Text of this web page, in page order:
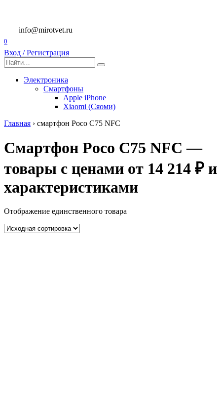
содержанию
info@mirotvet.ru
0
Вход / Регистрация
Search
for:
Электроника
Смартфоны
Apple iPhone
Xiaomi (Сяоми)
Главная › смартфон Poco C75 NFC
Смартфон Poco C75 NFC —
товары с ценами от 14 214 ₽ и
характеристиками
Отображение единственного товара